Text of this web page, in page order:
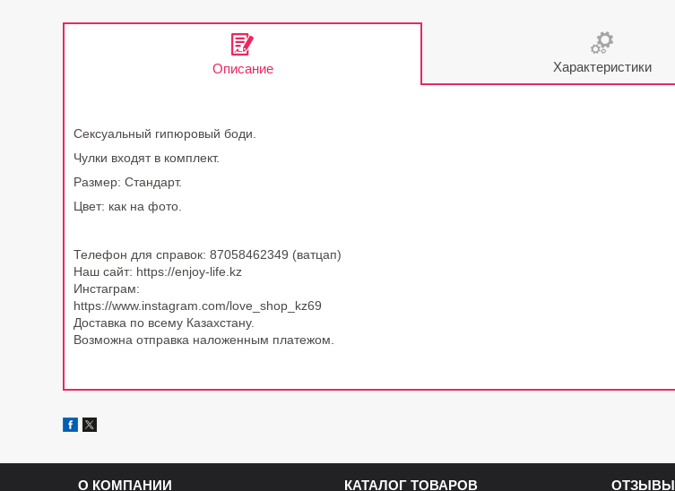
Описание Характеристики
Сексуальный гипюровый боди.
Чулки входят в комплект.
Размер: Стандарт.
Цвет: как на фото
Телефон для справок: 87058462349 (ватцап)
Наш сайт: https://enjoy-life.kz
Инстаграм:
https://www.instagram.com/love_shop_kz69
Доставка по всему Казахстану.
Возможна отправка наложенным платежом.
О КОМПАНИИ КАТАЛОГ ТОВАРОВ ОТЗЫВЫ